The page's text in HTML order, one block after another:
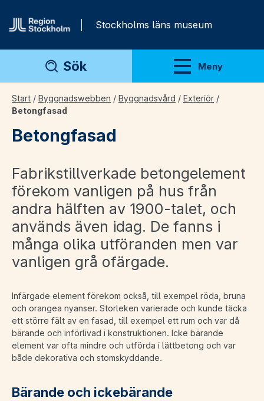
Stockholms läns museum
Sök Meny
Visa meny
Start / Byggnadswebben / Byggnadsvård / Exteriör /
Betongfasad
Betongfasad
Fabrikstillverkade betongelement
förekom vanligen på hus från
andra hälften av 1900-talet, och
används även idag. De fanns i
många olika utföranden men var
vanligen grå ofärgade.
Infärgade element förekom också, till exempel röda, bruna
och orangea nyanser. Storleken varierade och kunde täcka
ett större fält av en fasad, till exempel ett rum och var då
bärande och införlivad i konstruktionen. Icke bärande
element var ofta mindre och utförda i lättbetong och var
både dekorativa och stomskyddande.
Bärande och ickebärande